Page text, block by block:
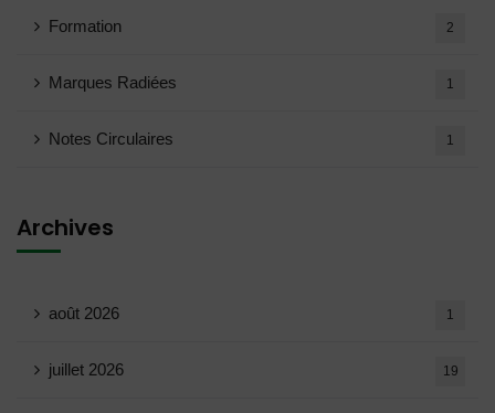
Formation 2
Marques Radiées 1
Notes Circulaires 1
Archives
août 2026 1
juillet 2026 19